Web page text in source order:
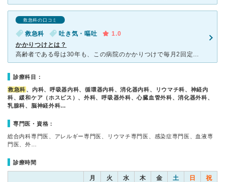
救急科の口コミ
救急科 吐き気・嘔吐
1.0
かかりつけとは？
高齢者である母は30年も、この病院のかかりつけで毎月2回定期受診しています。先生も看護師さんもいつも忙しそうですが、一生懸命やってくれます。 ただ今回投稿したのは、認知症である母が夕方急に具合が悪く
診療科目：
救急科 、内科、呼吸器内科、循環器内科、消化器内科、リウマチ科、神経内
科、緩和ケア（ホスピス）、外科、呼吸器外科、心臓血管外科、消化器外科、
乳腺科、脳神経外科…
専門医・資格：
総合内科専門医、アレルギー専門医、リウマチ専門医、感染症専門医、血液専
門医、外…
診療時間
月 火 水 木 金 土 日 祝